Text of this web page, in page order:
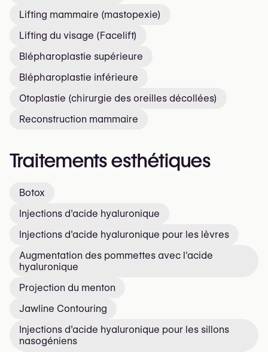
Lifting mammaire (mastopexie)
Lifting du visage (Facelift)
Blépharoplastie supérieure
Blépharoplastie inférieure
Otoplastie (chirurgie des oreilles décollées)
Reconstruction mammaire
Traitements esthétiques
Botox
Injections d’acide hyaluronique
Injections d’acide hyaluronique pour les lèvres
Augmentation des pommettes avec l'acide
hyaluronique
Projection du menton
Jawline Contouring
Injections d’acide hyaluronique pour les sillons
nasogéniens